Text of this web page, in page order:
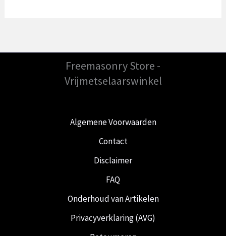
Freemasonry Store -
Vrijmetselaarswinkel
Algemene Voorwaarden
Contact
Disclaimer
FAQ
Onderhoud van Artikelen
Privacyverklaring (AVG)